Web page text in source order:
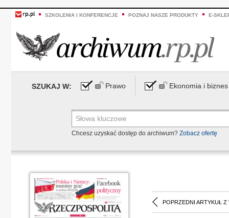
SZKOLENIA I KONFERENCJE POZNAJ NASZE PRODUKTY E-
SZUKAJ W: Prawo Ekonomia i biznes
Chcesz uzyskać dostęp do archiwum? Zobacz ofertę
POPRZEDNI ARTYKUŁ Z